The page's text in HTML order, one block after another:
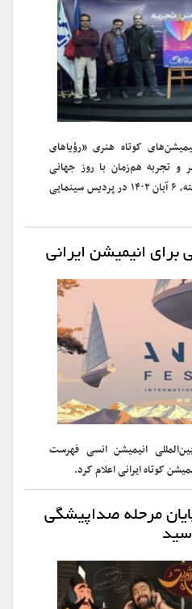
کوتاه هنری «رؤیاهای
و تجربه هم‌زمان با روز جهانی
انیمیشن (۲۸ اکتبر) شب گذشته، ۶ آبان ۱۴۰۲ در پردیس سینمایی
برای انیمیشن ایرانی
انیمیشن انسی فهرست
کوتاه ایرانی اعلام‌ کرد.
مرحله صداپیشگی